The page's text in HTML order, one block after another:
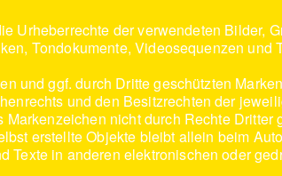
Urheberrechte der verwendeten Bilder,
Tondokumente, Videosequenzen
und ggf. durch Dritte geschützten
und den Besitzrechten der
nicht durch Rechte Dritter
erstellte Objekte bleibt allein beim
Texte in anderen elektronischen oder